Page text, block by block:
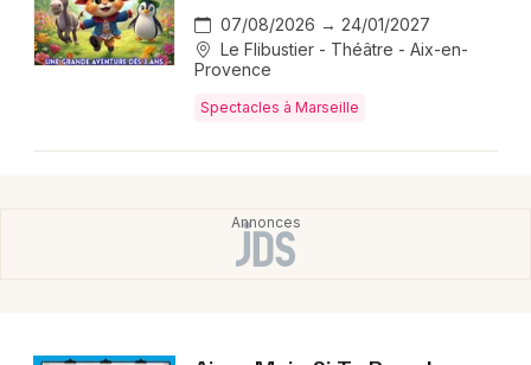
07/08/2026 → 24/01/2027
Le Flibustier - Théâtre - Aix-en-
Provence
Spectacles à Marseille